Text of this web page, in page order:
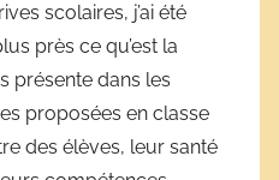
scolaires, j’ai été
près ce qu’est la
présente dans les
proposées en classe
des élèves, leur santé